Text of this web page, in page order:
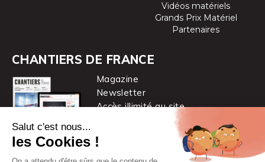
Vidéos matériels
Grands Prix Matériel
Partenaires
CHANTIERS DE FRANCE
Magazine
Newsletter
Accès illimité au site